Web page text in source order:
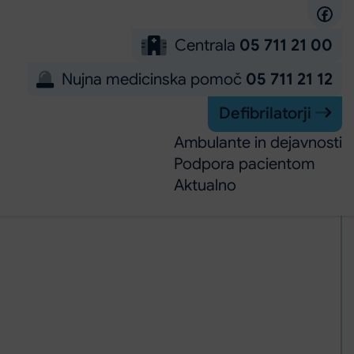
Centrala 05 711 21 00
Nujna medicinska pomoč 05 711 21 12
Defibrilatorji
Ambulante in dejavnosti
Podpora pacientom
Aktualno